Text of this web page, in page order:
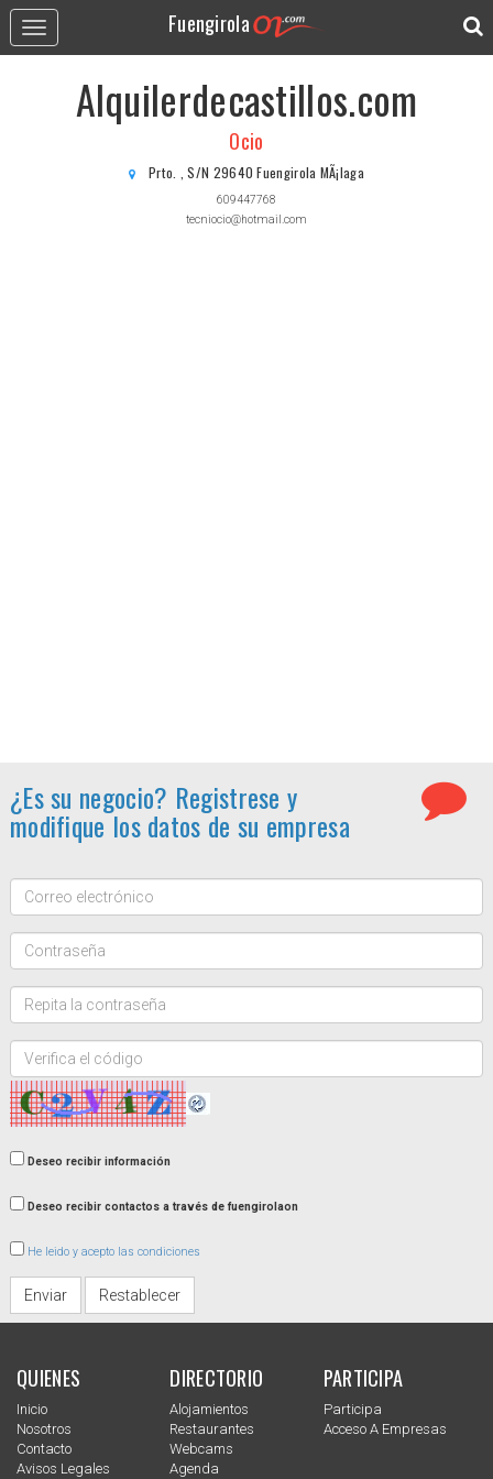
Toggle
navigation
Fuengirola
Alquilerdecastillos.com
Ocio
Prto. , S/N 29640 Fuengirola MÃ¡laga
609447768
tecniocio@hotmail.com
¿Es su negocio? Registrese y
modifique los datos de su empresa
Correo
electrónico:
Contraseña:
Repita
contraseña:
Verifica
código:
Deseo recibir información
Deseo recibir contactos a través de fuengirolaon
He leido y acepto las condiciones
Enviar Restablecer
QUIENES
Inicio
Nosotros
Contacto
Avisos Legales
DIRECTORIO
Alojamientos
Restaurantes
Webcams
Agenda
PARTICIPA
Participa
Acceso A Empresas